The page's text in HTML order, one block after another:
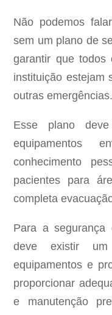
Não podemos
sem um plano de
garantir que todos
instituição estejam
outras emergências.
Esse plano
equipamentos
conhecimento
pacientes para
completa
Para a segurança
deve existir
equipamentos e
proporcionar
e manutenção